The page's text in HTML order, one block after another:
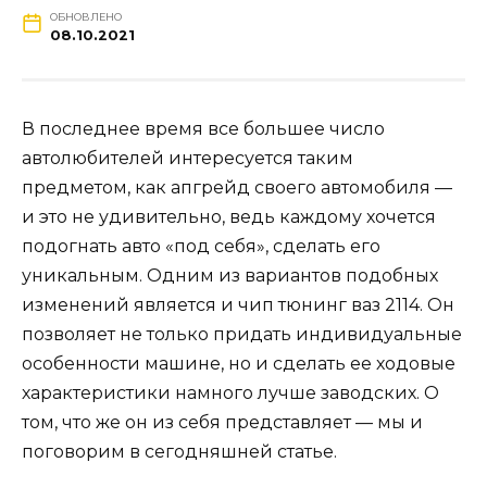
ОБНОВЛЕНО
08.10.2021
В последнее время все большее число
автолюбителей интересуется таким
предметом, как апгрейд своего автомобиля —
и это не удивительно, ведь каждому хочется
подогнать авто «под себя», сделать его
уникальным. Одним из вариантов подобных
изменений является и чип тюнинг ваз 2114. Он
позволяет не только придать индивидуальные
особенности машине, но и сделать ее ходовые
характеристики намного лучше заводских. О
том, что же он из себя представляет — мы и
поговорим в сегодняшней статье.